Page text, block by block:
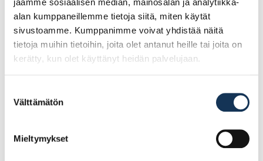
alan kumppaneillemme tietoja siitä, miten käytät
sivustoamme. Kumppanimme voivat yhdistää näitä
tietoja muihin tietoihin, joita olet antanut heille tai joita on
kerätty, kun olet käyttänyt heidän palvelujaan.
valinta
Välttämätön
Mieltymykset
Ceresit CE40 saumalaasti 16 Graphite 5kg